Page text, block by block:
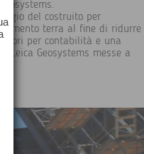
del costruito per
terra al fine di ridurre
per contabilità e una
Leica Geosystems messe a